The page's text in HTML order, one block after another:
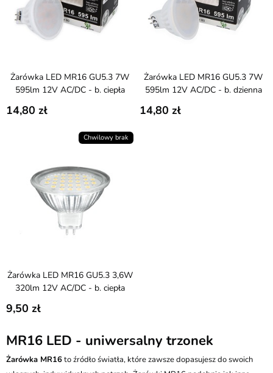
Żarówka LED MR16 GU5.3 7W
595lm 12V AC/DC - b. ciepła
14,80
Żarówka LED MR16 GU5.3 7W
595lm 12V AC/DC - b. dzienna
14,80
Chwilowy brak
Żarówka LED MR16 GU5.3 3,6W
320lm 12V AC/DC - b. ciepła
9,50
MR16 LED - uniwersalny trzonek
Żarówka MR16to źródło światła, które zawsze dopasujesz do swoich